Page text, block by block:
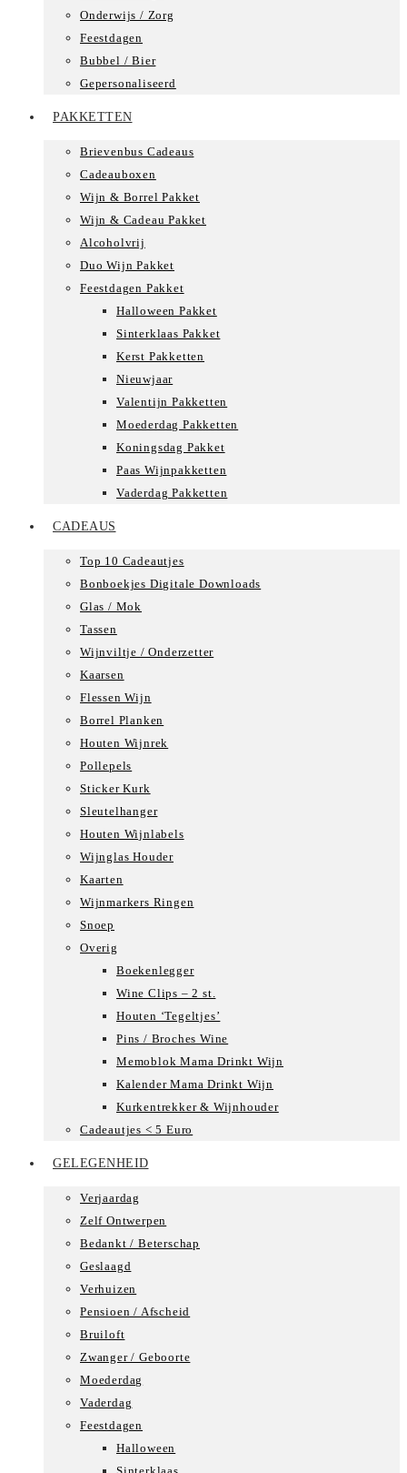
Onderwijs / Zorg
Feestdagen
Bubbel / Bier
Gepersonaliseerd
PAKKETTEN
Brievenbus Cadeaus
Cadeauboxen
Wijn & Borrel Pakket
Wijn & Cadeau Pakket
Alcoholvrij
Duo Wijn Pakket
Feestdagen Pakket
Halloween Pakket
Sinterklaas Pakket
Kerst Pakketten
Nieuwjaar
Valentijn Pakketten
Moederdag Pakketten
Koningsdag Pakket
Paas Wijnpakketten
Vaderdag Pakketten
CADEAUS
Top 10 Cadeautjes
Bonboekjes Digitale Downloads
Glas / Mok
Tassen
Wijnviltje / Onderzetter
Kaarsen
Flessen Wijn
Borrel Planken
Houten Wijnrek
Pollepels
Sticker Kurk
Sleutelhanger
Houten Wijnlabels
Wijnglas Houder
Kaarten
Wijnmarkers Ringen
Snoep
Overig
Boekenlegger
Wine Clips – 2 st.
Houten ‘Tegeltjes’
Pins / Broches Wine
Memoblok Mama Drinkt Wijn
Kalender Mama Drinkt Wijn
Kurkentrekker & Wijnhouder
Cadeautjes < 5 Euro
GELEGENHEID
Verjaardag
Zelf Ontwerpen
Bedankt / Beterschap
Geslaagd
Verhuizen
Pensioen / Afscheid
Bruiloft
Zwanger / Geboorte
Moederdag
Vaderdag
Feestdagen
Halloween